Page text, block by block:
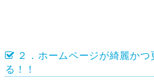
２．ホームページが綺麗かつ
る！！